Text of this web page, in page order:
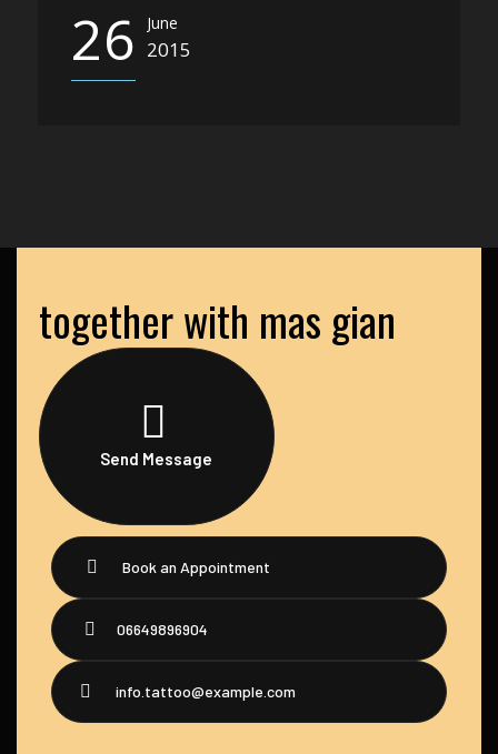
26 June
2015
together with mas gian
Send Message
Book an Appointment
06649896904
info.tattoo@example.com